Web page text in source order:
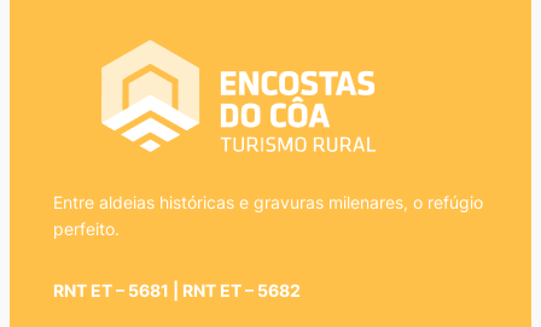
Entre aldeias históricas e gravuras milenares, o refúgio
perfeito.
RNT ET – 5681 | RNT ET – 5682